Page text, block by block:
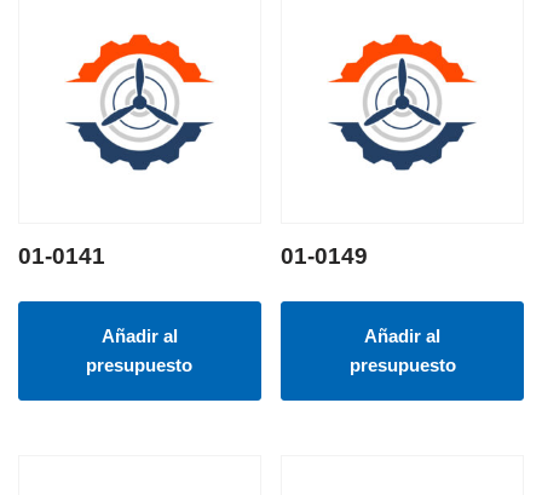
01-0141
Añadir al
presupuesto
01-0149
Añadir al
presupuesto